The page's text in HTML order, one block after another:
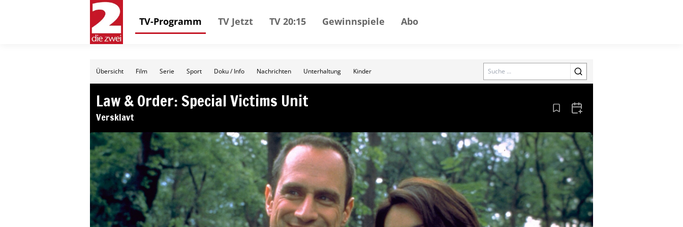
TV-Programm TV Jetzt TV 20:15 Gewinnspiele Abo
Übersicht Film Serie Sport Doku / Info Nachrichten Unterhaltung Kinder Search
Law & Order: Special Victims Unit
Versklavt Aus den Lesezeichen entfernen
Zum Kalender hinzufügen